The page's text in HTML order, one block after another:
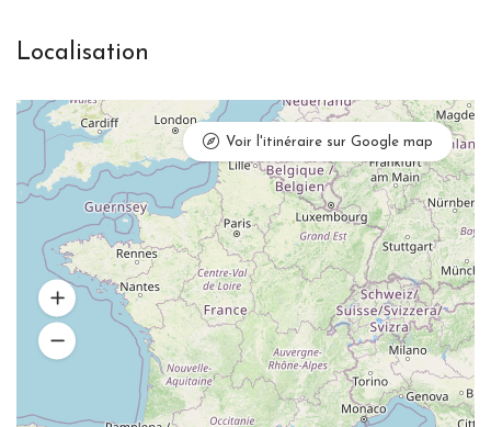
Localisation
Voir l'itinéraire sur Google map